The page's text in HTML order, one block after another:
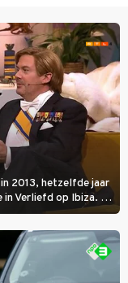
2013, hetzelfde jaar
Verliefd op Ibiza. In
meer weten van het